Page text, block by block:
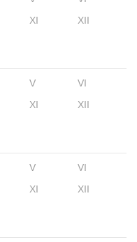
XI XII
V
VI
XI XII
V
VI
XI XII